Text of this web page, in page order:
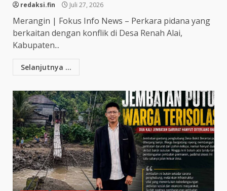
redaksi.fin Juli 27, 2026
Merangin | Fokus Info News – Perkara pidana yang
berkaitan dengan konflik di Desa Renah Alai,
Kabupaten...
Selanjutnya ...